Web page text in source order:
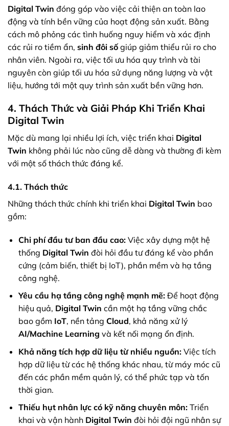
Digital Twin đóng góp vào việc cải thiện an toàn lao
động và tính bền vững của hoạt động sản xuất. Bằng
cách mô phỏng các tình huống nguy hiểm và xác định
các rủi ro tiềm ẩn, sinh đôi sốgiúp giảm thiểu rủi ro cho
nhân viên. Ngoài ra, việc tối ưu hóa quy trình và tài
nguyên còn giúp tối ưu hóa sử dụng năng lượng và vật
liệu, hướng tới một quy trình sản xuất bền vững hơn.
4. Thách Thức và Giải Pháp Khi Triển Khai
Digital Twin
Mặc dù mang lại nhiều lợi ích, việc triển khai Digital
Twin không phải lúc nào cũng dễ dàng và thường đi kèm
với một số thách thức đáng kể.
4.1. Thách thức
Những thách thức chính khi triển khai Digital Twin bao
gồm:
Chi phí đầu tư ban đầu cao:Việc xây dựng một hệ
thống Digital Twin đòi hỏi đầu tư đáng kể vào phần
cứng (cảm biến, thiết bị IoT), phần mềm và hạ tầng
công nghệ.
Yêu cầu hạ tầng công nghệ mạnh mẽ:Để hoạt động
hiệu quả, Digital Twin cần một hạ tầng vững chắc
bao gồm IoT, nền tảng Cloud, khả năng xử lý
AI/Machine Learning và kết nối mạng ổn định.
Khả năng tích hợp dữ liệu từ nhiều nguồn:Việc tích
hợp dữ liệu từ các hệ thống khác nhau, từ máy móc cũ
đến các phần mềm quản lý, có thể phức tạp và tốn
thời gian.
Thiếu hụt nhân lực có kỹ năng chuyên môn:Triển
khai và vận hành Digital Twin đòi hỏi đội ngũ nhân sự